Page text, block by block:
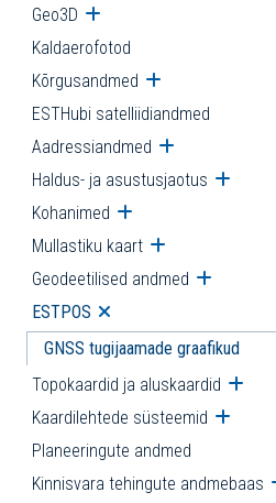
Geo3D Ava alammenüü
Kaldaerofotod
Kõrgusandmed Ava
ESTHubi satelliidiandmed
Aadressiandmed Ava
Haldus- ja asustusjaotus Ava
Kohanimed Ava alammenüü
Mullastiku kaart Ava
Geodeetilised andmed Ava
ESTPOS Ava alammenüü
GNSS tugijaamade graafikud
Topokaardid ja aluskaardid Ava
Kaardilehtede süsteemid Ava
Planeeringute andmed
Kinnisvara tehingute andmebaas